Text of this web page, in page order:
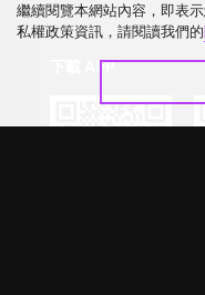
下載 APP
繼續閱覽本網站內容，即表
私權政策資訊，請閱讀我們的